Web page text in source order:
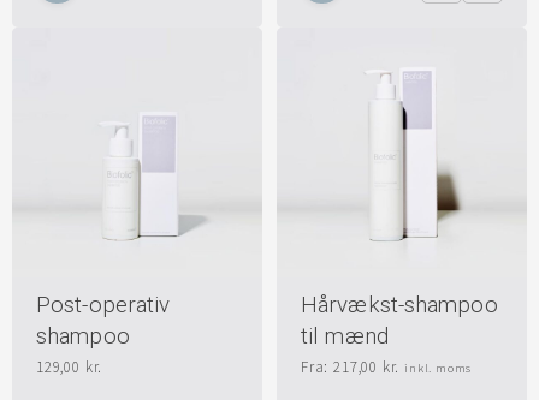
Post-operativ
shampoo
129,00 kr.
Hårvækst-shampoo
til mænd
Fra:217,00 kr. inkl. moms